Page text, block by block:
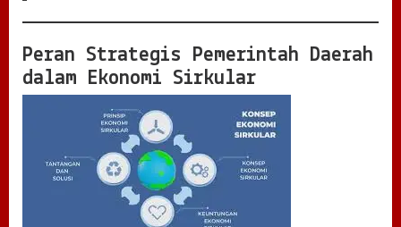
P
r
t
u
h
a
n
H
Peran Strategis Pemerintah Daerah
dalam Ekonomi Sirkular